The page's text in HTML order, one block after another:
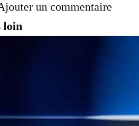
un commentaire
loin